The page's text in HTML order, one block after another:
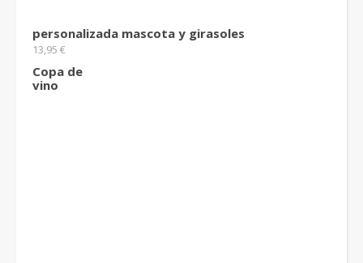
personalizada mascota y girasoles
13,95 €
Copa de
vino